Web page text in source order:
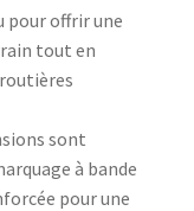
pour offrir une
tout en
sont
à bande
pour une